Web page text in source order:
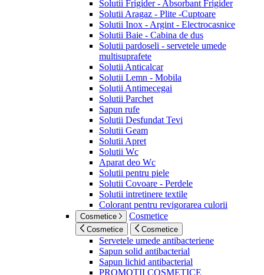
Solutii Frigider - Absorbant Frigider
Solutii Aragaz - Plite -Cuptoare
Solutii Inox - Argint - Electrocasnice
Solutii Baie - Cabina de dus
Solutii pardoseli - servetele umede
multisuprafete
Solutii Anticalcar
Solutii Lemn - Mobila
Solutii Antimecegai
Solutii Parchet
Sapun rufe
Solutii Desfundat Tevi
Solutii Geam
Solutii Apret
Solutii Wc
Aparat deo Wc
Solutii pentru piele
Solutii Covoare - Perdele
Solutii intretinere textile
Colorant pentru revigorarea culorii
Cosmetice Cosmetice
Cosmetice Cosmetice
Servetele umede antibacteriene
Sapun solid antibacterial
Sapun lichid antibacterial
PROMOTII COSMETICE